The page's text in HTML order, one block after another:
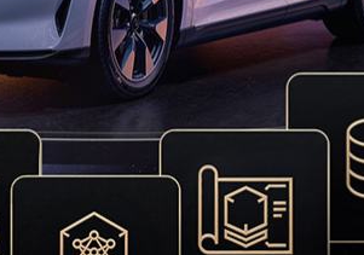
を立ち上げ、次世代のオープンな
は本日、ビジョン リーズニング、ワ
的な
mixture-of-transformersアー
ル、NVIDIA Cosmos™ 3
を発表しまし
ト、画像、動画、環境音、アクション